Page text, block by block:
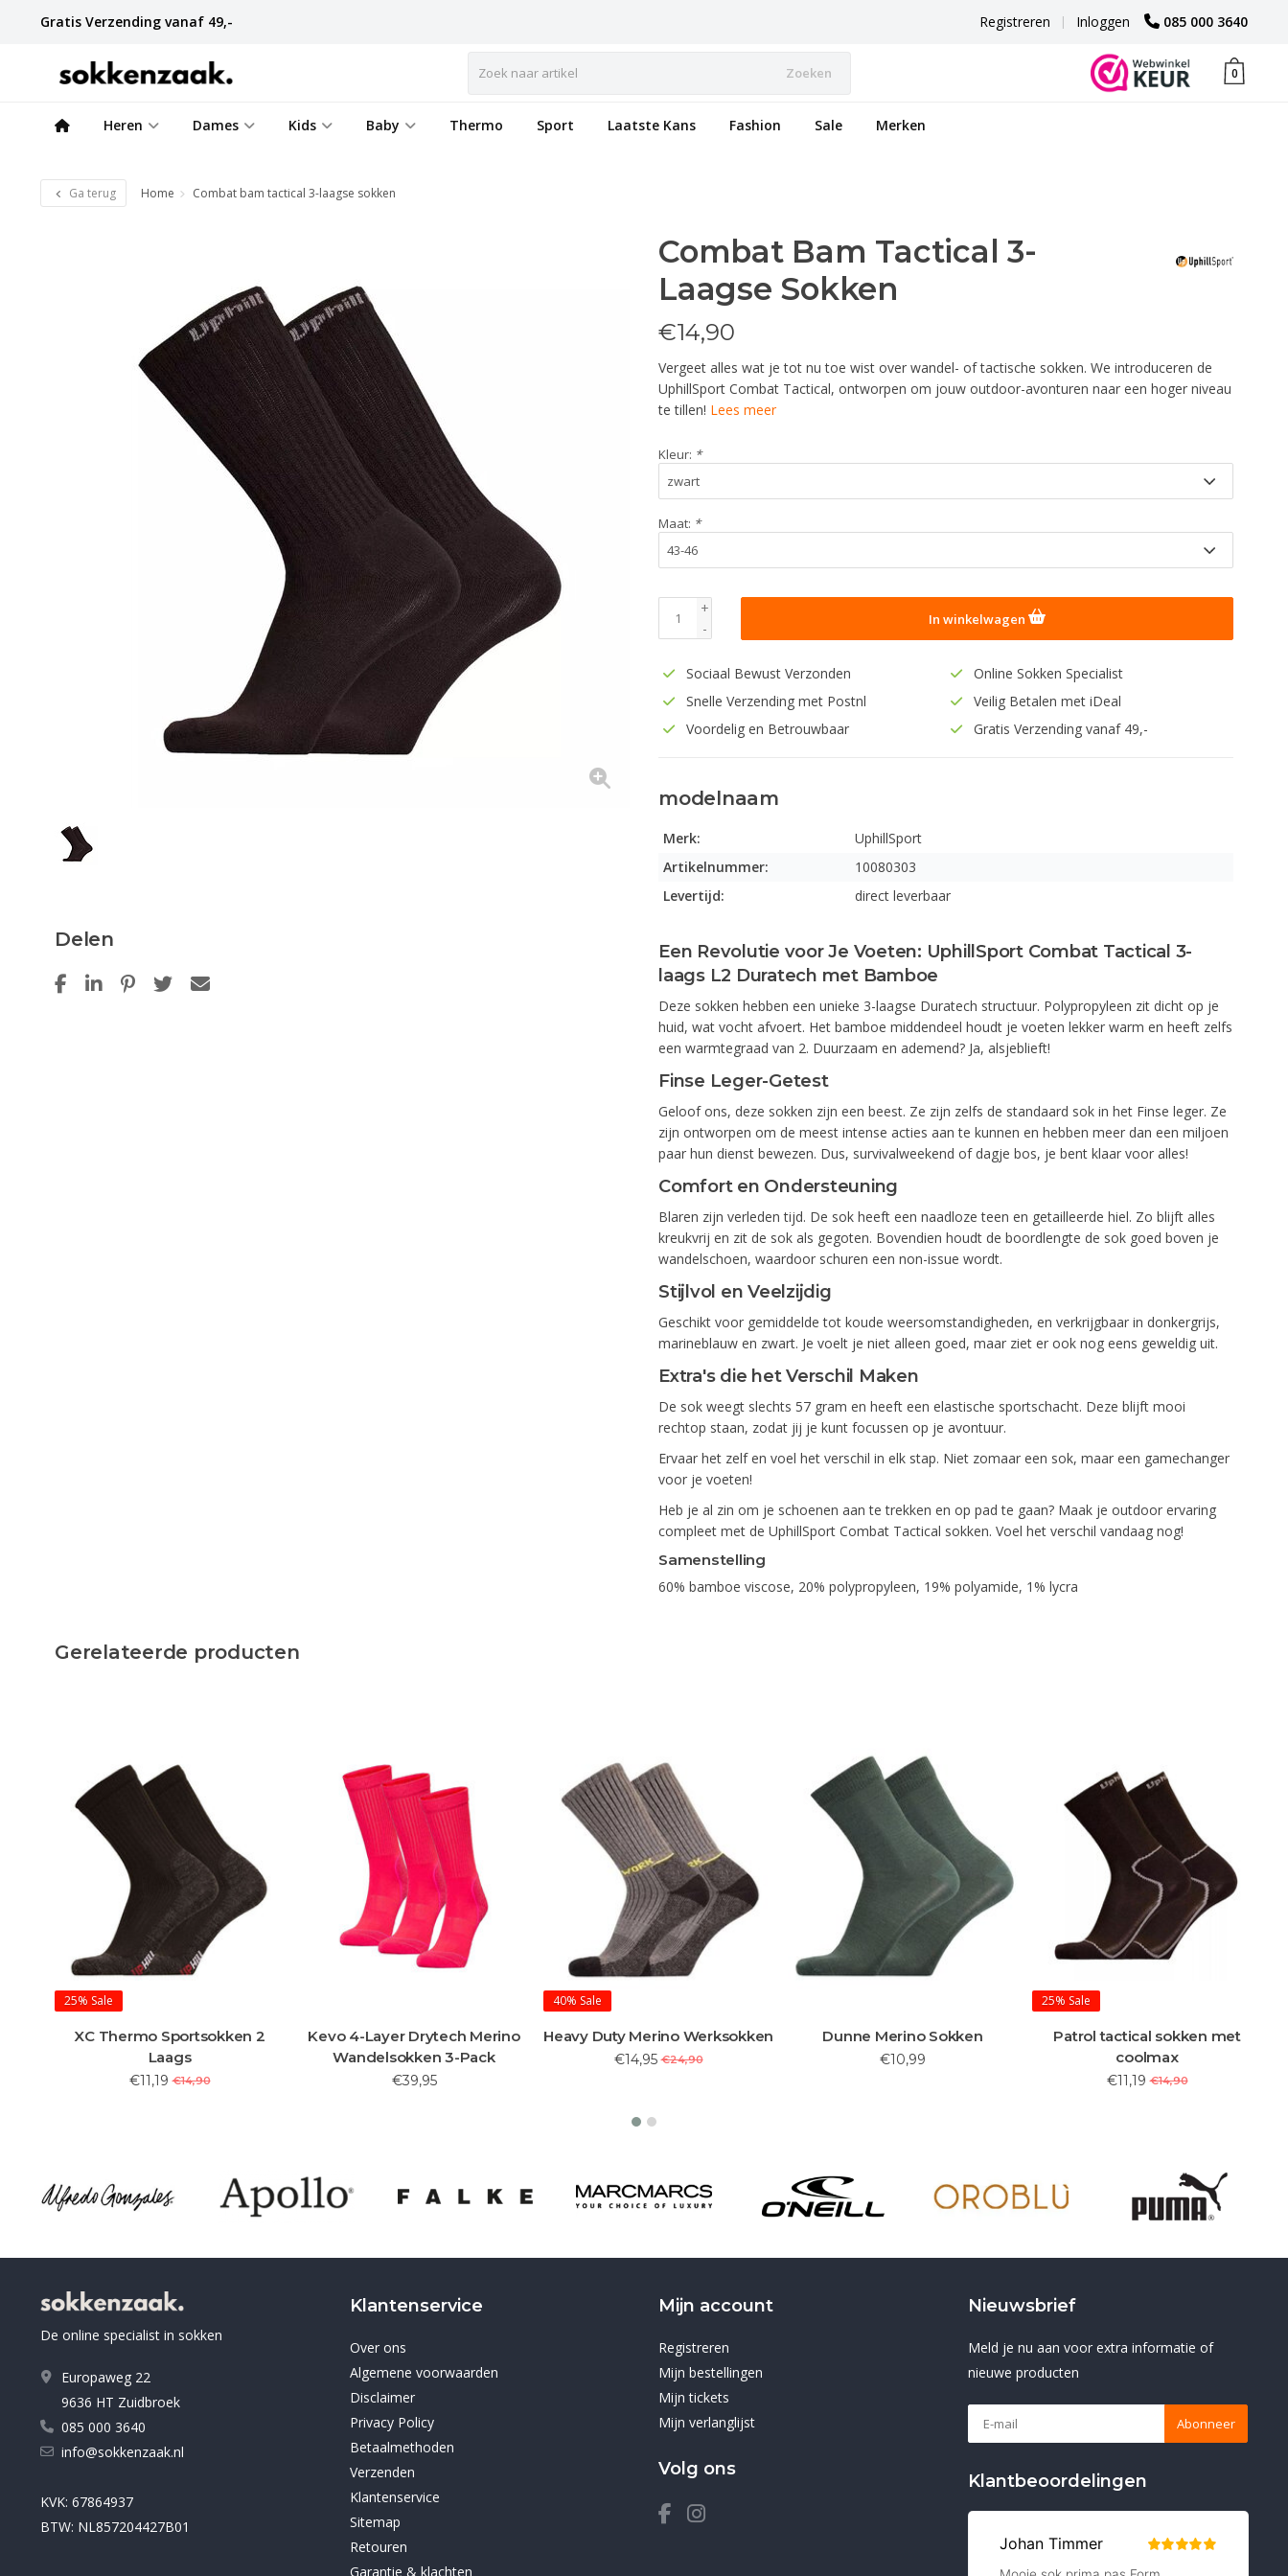
Gratis Verzending vanaf 49,- 085 000 3640
Inloggen
|
Registreren
Zoeken 0
Heren Dames Kids Baby Thermo Sport Laatste Kans Fashion Sale Merken
Ga terug Home Combat bam tactical 3-laagse sokken
Delen
Combat Bam Tactical 3-
Laagse Sokken
€14,90
Vergeet alles wat je tot nu toe wist over wandel- of tactische sokken. We introduceren de
UphillSport Combat Tactical, ontworpen om jouw outdoor-avonturen naar een hoger niveau
te tillen! Lees meer
Kleur: *
Maat: *
+
-
In winkelwagen
Sociaal Bewust Verzonden
Online Sokken Specialist
Snelle Verzending met Postnl
Veilig Betalen met iDeal
Voordelig en Betrouwbaar
Gratis Verzending vanaf 49,-
modelnaam
Merk:
UphillSport
Artikelnummer:
10080303
Levertijd:
direct leverbaar
Een Revolutie voor Je Voeten: UphillSport Combat Tactical 3-
laags L2 Duratech met Bamboe
Deze sokken hebben een unieke 3-laagse Duratech structuur. Polypropyleen zit dicht op je
huid, wat vocht afvoert. Het bamboe middendeel houdt je voeten lekker warm en heeft zelfs
een warmtegraad van 2. Duurzaam en ademend? Ja, alsjeblieft!
Finse Leger-Getest
Geloof ons, deze sokken zijn een beest. Ze zijn zelfs de standaard sok in het Finse leger. Ze
zijn ontworpen om de meest intense acties aan te kunnen en hebben meer dan een miljoen
paar hun dienst bewezen. Dus, survivalweekend of dagje bos, je bent klaar voor alles!
Comfort en Ondersteuning
Blaren zijn verleden tijd. De sok heeft een naadloze teen en getailleerde hiel. Zo blijft alles
kreukvrij en zit de sok als gegoten. Bovendien houdt de boordlengte de sok goed boven je
wandelschoen, waardoor schuren een non-issue wordt.
Stijlvol en Veelzijdig
Geschikt voor gemiddelde tot koude weersomstandigheden, en verkrijgbaar in donkergrijs,
marineblauw en zwart. Je voelt je niet alleen goed, maar ziet er ook nog eens geweldig uit.
Extra's die het Verschil Maken
De sok weegt slechts 57 gram en heeft een elastische sportschacht. Deze blijft mooi
rechtop staan, zodat jij je kunt focussen op je avontuur.
Ervaar het zelf en voel het verschil in elk stap. Niet zomaar een sok, maar een gamechanger
voor je voeten!
Heb je al zin om je schoenen aan te trekken en op pad te gaan? Maak je outdoor ervaring
compleet met de UphillSport Combat Tactical sokken. Voel het verschil vandaag nog!
Samenstelling
60% bamboe viscose, 20% polypropyleen, 19% polyamide, 1% lycra
Gerelateerde producten
25% Sale
XC Thermo Sportsokken 2
Laags
€11,19 €14,90
Kevo 4-Layer Drytech Merino
Wandelsokken 3-Pack
€39,95
40% Sale
Heavy Duty Merino Werksokken
€14,95 €24,90
Dunne Merino Sokken
€10,99
25% Sale
Patrol tactical sokken met
coolmax
€11,19 €14,90
De online specialist in sokken
Europaweg 22
9636 HT Zuidbroek
085 000 3640
info@sokkenzaak.nl
KVK: 67864937
BTW: NL857204427B01
Klantenservice
Over ons
Algemene voorwaarden
Disclaimer
Privacy Policy
Betaalmethoden
Verzenden
Klantenservice
Sitemap
Retouren
Garantie & klachten
Mijn account
Registreren
Mijn bestellingen
Mijn tickets
Mijn verlanglijst
Volg ons
Nieuwsbrief
Meld je nu aan voor extra informatie of
nieuwe producten
Abonneer
Klantbeoordelingen